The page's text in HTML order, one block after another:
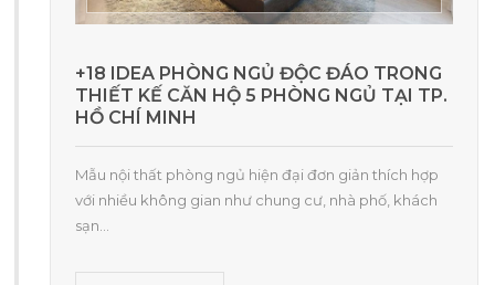
+18 IDEA PHÒNG NGỦ ĐỘC ĐÁO TRONG
THIẾT KẾ CĂN HỘ 5 PHÒNG NGỦ TẠI TP.
HỒ CHÍ MINH
Mẫu nội thất phòng ngủ hiện đại đơn giản thích hợp
với nhiều không gian như chung cư, nhà phố, khách
sạn...